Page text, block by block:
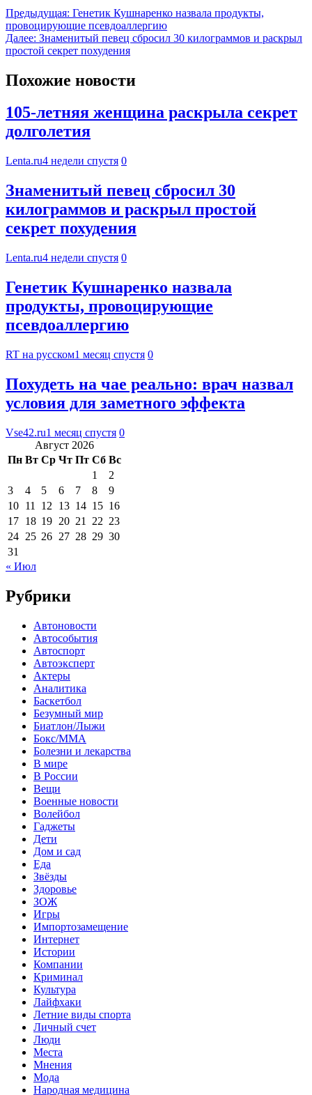
Предыдущая: Генетик Кушнаренко назвала продукты,
провоцирующие псевдоаллергию
Далее: Знаменитый певец сбросил 30 килограммов и раскрыл
простой секрет похудения
Похожие новости
105-летняя женщина раскрыла секрет
долголетия
Lenta.ru4 недели спустя 0
Знаменитый певец сбросил 30
килограммов и раскрыл простой
секрет похудения
Lenta.ru4 недели спустя 0
Генетик Кушнаренко назвала
продукты, провоцирующие
псевдоаллергию
RT на русском1 месяц спустя 0
Похудеть на чае реально: врач назвал
условия для заметного эффекта
Vse42.ru1 месяц спустя 0
Август 2026
Пн Вт Ср Чт Пт Сб Вс
1
2
3
4 5 6 7 8
9
10 11 12 13 14 15 16
17 18 19 20 21 22 23
24 25 26 27 28 29 30
31
« Июл
Рубрики
Автоновости
Автособытия
Автоспорт
Автоэксперт
Актеры
Аналитика
Баскетбол
Безумный мир
Биатлон/Лыжи
Бокс/MMA
Болезни и лекарства
В мире
В России
Вещи
Военные новости
Волейбол
Гаджеты
Дети
Дом и сад
Еда
Звёзды
Здоровье
ЗОЖ
Игры
Импортозамещение
Интернет
Истории
Компании
Криминал
Культура
Лайфхаки
Летние виды спорта
Личный счет
Люди
Места
Мнения
Мода
Народная медицина